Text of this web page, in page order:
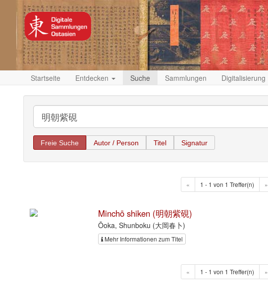
Startseite Entdecken Suche Sammlungen Digitalisierung
Freie Suche Autor / Person Titel Signatur
« 1 - 1 von 1 Treffer(n) »
Minchō shiken (明朝紫硯)
Ōoka, Shunboku (大岡春卜)
Mehr Informationen zum Titel
« 1 - 1 von 1 Treffer(n) »